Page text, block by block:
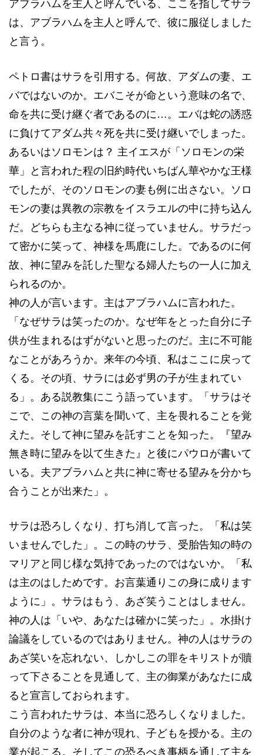
アブラハムを主人と呼んでいる、ここを指してサラ
は、アブラハムを主人と呼んで、彼に服従しました
と言う。
ペトロ書はサラを引用する。何故、アダムの妻、エ
バではないのか。エバこそが命という意味の名で、
命を共に受け継ぐ者であるのに…。エバは蛇の誘惑
に負けてアダム共々死を共に受け継いでしまった。
あるいはソロモンは？ 主イエスが「ソロモンの栄
華」と言われた程の旧約時代いちばん華やかな王様
でしたが、そのソロモンの妻も例に出さない。ソロ
モンの妻は異教の宗教をイスラエルの中に持ち込ん
だ。どちらも主なる神に従っていません。サラだっ
て密かに笑って、神様を馬鹿にした。であるのに何
故、神に望みを託した聖なる婦人たちの一人に加え
られるのか。
神の人が言います。主はアブラハムに言われた。
「なぜサラは笑ったのか。なぜ年をとった自分に子
供が生まれるはずがないと思ったのだ。主に不可能
なことがあろうか。来年の今頃、私はここに戻って
くる。その頃、サラには必ず男の子が生まれてい
る」。ある説教集にこう語っています。「サラはそ
こで、この神の言葉を聞いて、主を畏れることを覚
えた。そして神に望みを託すことを知った。『望み
無き時に望みを以て生きた』と後にパウロが書いて
いる。夫アブラハムと共に神に寄せる望みを分かち
合うことが出来た」。
サラは恐ろしくなり、打ち消して言った。「私は笑
いませんでした」。この時のサラ、受胎告知の時の
マリアと同じ様な気持であったのではないか。「私
は主のはしためです。お言葉通りこの身に成ります
ように」。サラはもう、あざ笑うことはしません。
神の人は「いや、あなたは確かに笑った」。水掛け
論議をしているのではありません。神の人はサラの
あざ笑いを忘れない、しかしこの罪をキリストが贖
って下さることを見通して、主の御業があなたに成
ると宣言しておられます。
こう言われたサラは、本当に恐ろしくなりました。
自分のような者に神が現れ、子どもを授かる。主の
業が起こる。そしてこの恐るべき事柄を通して主を